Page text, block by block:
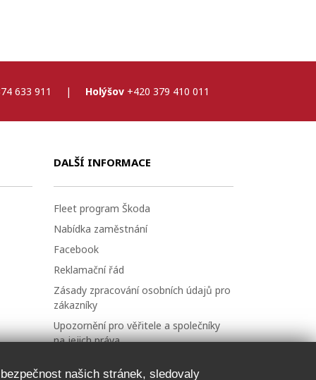
633 911 | Holýšov +420 379 410 011
DALŠÍ INFORMACE
Fleet program Škoda
Nabídka zaměstnání
Facebook
Reklamační řád
Zásady zpracování osobních údajů pro
zákazníky
Upozornění pro věřitele a společníky
na jejich práva
našich stránek, sledovaly